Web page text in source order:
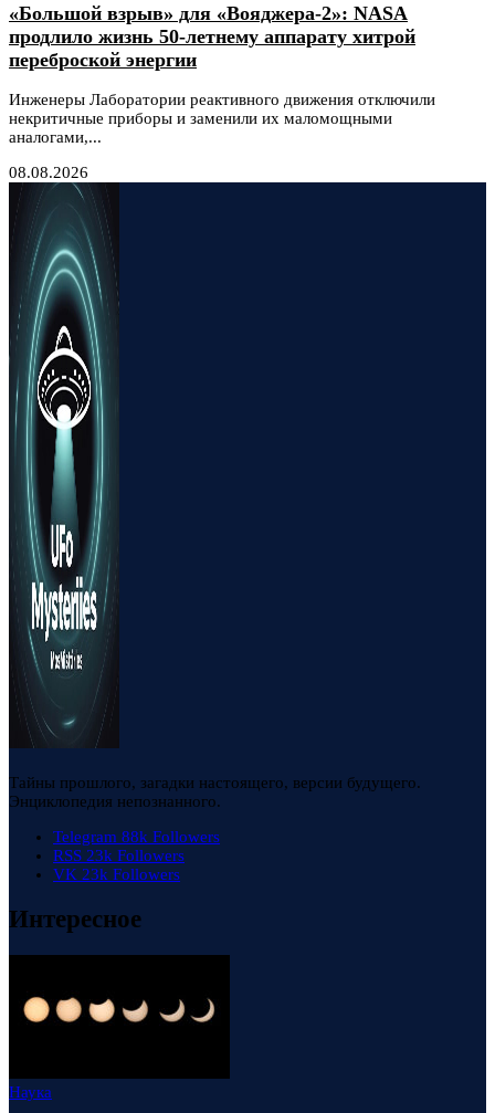
«Большой взрыв» для «Вояджера-2»: NASA
продлило жизнь 50-летнему аппарату хитрой
переброской энергии
Инженеры Лаборатории реактивного движения отключили
некритичные приборы и заменили их маломощными
аналогами,...
08.08.2026
Тайны прошлого, загадки настоящего, версии будущего.
Энциклопедия непознанного.
Telegram 88k Followers
RSS 23k Followers
VK 23k Followers
Интересное
Наука